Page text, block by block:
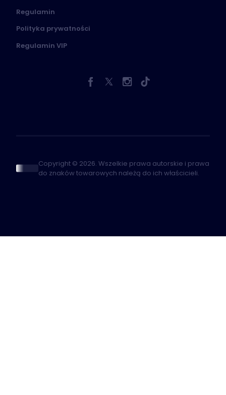
Regulamin
Polityka prywatności
Regulamin VIP
Copyright © 2026. Wszelkie prawa autorskie i prawa
do znaków towarowych należą do ich właścicieli.